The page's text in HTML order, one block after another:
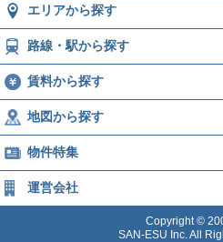
エリアから探す
路線・駅から探す
賃料から探す
地図から探す
物件特集
運営会社
Copyright ©
SAN-ESU Inc. All